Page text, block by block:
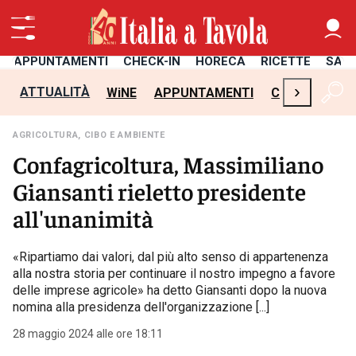
APPUNTAMENTI CHECK-IN HORECA RICETTE
ATTUALITÀ WiNE APPUNTAMENTI CHECK-IN
›
AGRICOLTURA, CIBO E AMBIENTE
Confagricoltura, Massimiliano
Giansanti rieletto presidente
all'unanimità
«Ripartiamo dai valori, dal più alto senso di appartenenza
alla nostra storia per continuare il nostro impegno a favore
delle imprese agricole» ha detto Giansanti dopo la nuova
nomina alla presidenza dell'organizzazione [...]
28 maggio 2024 alle ore 18:11